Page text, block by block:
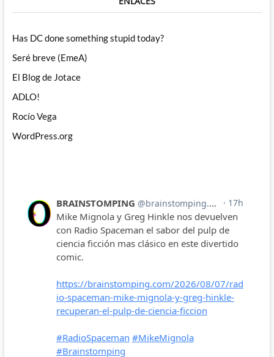
Has DC done something stupid today?
Seré breve (EmeA)
El Blog de Jotace
ADLO!
Rocío Vega
WordPress.org